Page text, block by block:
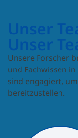
Unser
Unser
Unsere Forscher
und Fachwissen
sind engagiert,
bereitzustellen.